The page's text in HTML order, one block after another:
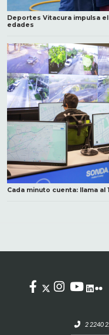
Deportes Vitacura impulsa
edades
Cada minuto cuenta: llama
2 2240